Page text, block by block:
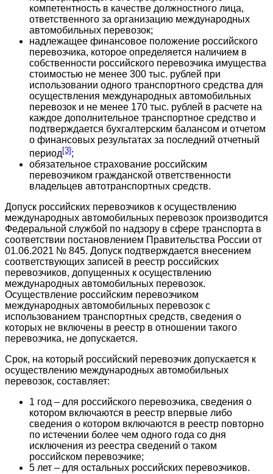
компетентность в качестве должностного лица,
ответственного за организацию международных
автомобильных перевозок;
надлежащее финансовое положение российского
перевозчика, которое определяется наличием в
собственности российского перевозчика имущества
стоимостью не менее 300 тыс. рублей при
использовании одного транспортного средства для
осуществления международных автомобильных
перевозок и не менее 170 тыс. рублей в расчете на
каждое дополнительное транспортное средство и
подтверждается бухгалтерским балансом и отчетом
о финансовых результатах за последний отчетный
период[3] ;
обязательное страхование российским
перевозчиком гражданской ответственности
владельцев автотранспортных средств.
Допуск российских перевозчиков к осуществлению
международных автомобильных перевозок производится
Федеральной службой по надзору в сфере транспорта в
соответствии постановлением Правительства России от
01.06.2021 № 845. Допуск подтверждается внесением
соответствующих записей в реестр российских
перевозчиков, допущенных к осуществлению
международных автомобильных перевозок.
Осуществление российским перевозчиком
международных автомобильных перевозок с
использованием транспортных средств, сведения о
которых не включены в реестр в отношении такого
перевозчика, не допускается.
Срок, на который российский перевозчик допускается к
осуществлению международных автомобильных
перевозок, составляет:
1 год – для российского перевозчика, сведения о
котором включаются в реестр впервые либо
сведения о котором включаются в реестр повторно
по истечении более чем одного года со дня
исключения из реестра сведений о таком
российском перевозчике;
5 лет – для остальных российских перевозчиков.